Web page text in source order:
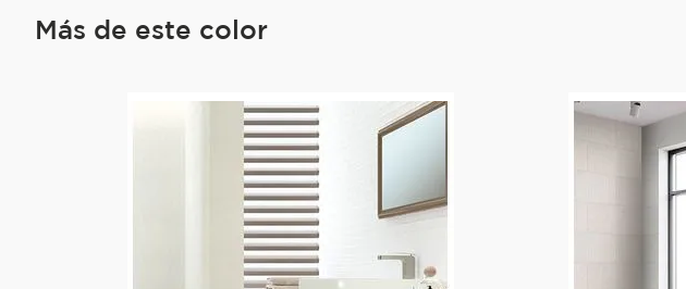
Más de este color